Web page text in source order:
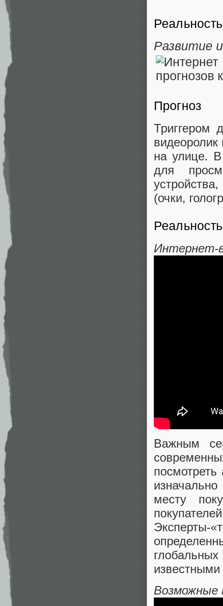
Реальность
Развитие
Прогноз
Триггером
на улице.
для
(очки,
Реальность
Интернет-
Важным
месту
Эксперты-
Возможные